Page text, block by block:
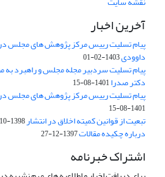
آخرین اخبار
پیام تسلیت رییس مرکز پژوهش های مجلس
داوودی1403-02-01
پیام تسلیت سردبیر مجله مجلس و راهبرد
دکتر صدرا1401-08-15
پیام تسلیت رییس مرکز پژوهش های مجلس
1401-08-15
تبعیت از قوانین کمیته اخلاق در انتشار1398-10-23
درباره چکیده مقالات1397-12-27
اشتراک خبرنامه